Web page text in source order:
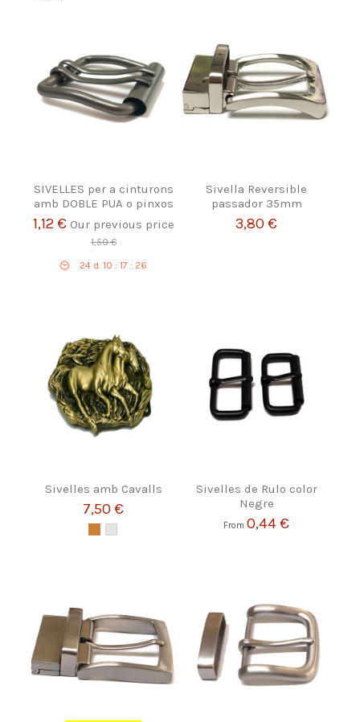
SIVELLES per a cinturons
amb DOBLE PUA o pinxos
1,12 € Our previous price
1,50 €
24d. 10 : 17 : 26
Sivella Reversible
passador 35mm
3,80 €
Sivelles amb Cavalls
7,50 €
Sivelles de Rulo color
Negre
From0,44 €